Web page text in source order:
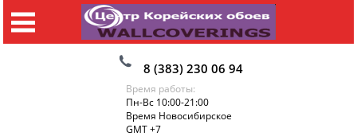
8 (383) 230 06 94
Время работы:
Пн-Вс 10:00-21:00
Время Новосибирское
GMT +7